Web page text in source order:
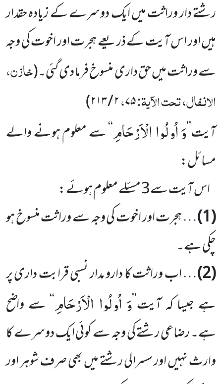
رشتے دار وراثت میں ایک دوسرے کے زیادہ حقدار
ہیں اور اس آیت کے ذریعے ہجرت اور اخوت کی وجہ
سے وراثت میں حق داری منسوخ فرما دی گئی۔(خازن،
الانفال، تحت الآیۃ:۷۵،۲ / ۲۱۳
)
آیت’’وَ اُولُوا الْاَرْحَامِ‘‘سے معلوم ہونے والے
مسائل:
اس آیت سے3 مسئلے معلوم ہوئے :
(1) … ہجرت اور اخوت کی وجہ سے وراثت منسوخ ہو
چکی ہے۔
(2) … اب وراثت کا دارو مدار نسبی قرابت داری پر
ہے جیسا کہ آیت’’وَ اُولُوا الْاَرْحَامِ‘‘ سے واضح
ہے۔ رضاعی رشتے کی وجہ سے کوئی ایک دوسرے کا
وارث نہیں اور سسرالی رشتے میں بھی صرف شوہر اور